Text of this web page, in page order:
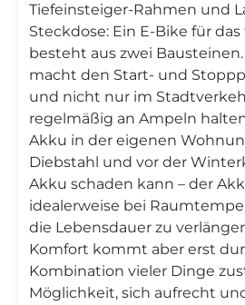
Tiefeinsteiger-Rahmen und
Steckdose: Ein E-Bike für
besteht aus zwei
macht den Start- und
und nicht nur im
regelmäßig an Ampeln
Akku in der eigenen
Diebstahl und vor der
Akku schaden kann – der
idealerweise bei
die Lebensdauer zu
Komfort kommt aber erst
Kombination vieler Dinge
Möglichkeit, sich aufrecht